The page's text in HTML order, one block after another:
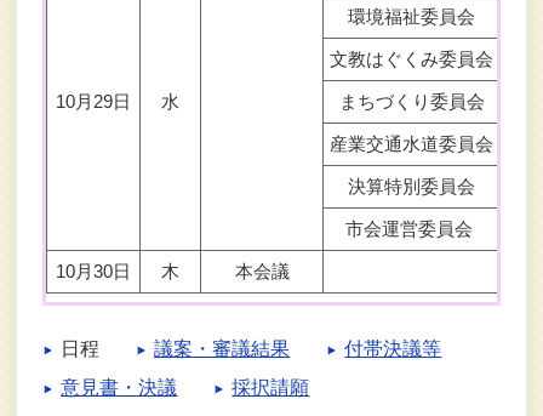
10月29日 水
環境福祉委員会
文教はぐくみ委員会
まちづくり委員会
産業交通水道委員会
決算特別委員会
市会運営委員会
10月30日 木 本会議
日程 議案・審議結果
付帯決議等
意見書・決議
採択請願